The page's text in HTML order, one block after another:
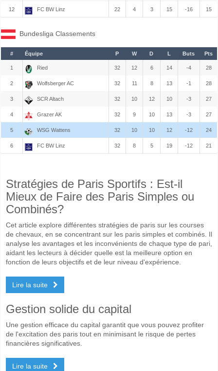
12 FC BW Linz 22 4 3 15 -16 15
Bundesliga Classements
# Équipe P W D L Buts Pts
1 Ried 32 12 6 14 -4 28
2 Wolfsberger AC 32 11 8 13 -1 28
3 SCR Altach 32 10 12 10 -3 27
4 Grazer AK 32 9 10 13 -3 27
5 WSG Wattens 32 10 10 12 -12 24
6 FC BW Linz 32 8 5 19 -12 21
Stratégies de Paris Sportifs : Est-il
Mieux de Faire des Paris Simples ou
Combinés?
Cet article explore différentes stratégies de paris sur les courses
de chevaux, en se concentrant sur les paris simples et combinés. Il
analyse les avantages et les inconvénients de chaque type de pari,
aidant les lecteurs à décider quelle est la meilleure option en
fonction de leurs objectifs et de leur niveau d'expérience.
Lire la suite
Gestion solide du capital
Une gestion efficace du capital garantit que vous pouvez profiter
de l'excitation des paris tout en minimisant le risque de pertes
financières significatives.
Lire la suite